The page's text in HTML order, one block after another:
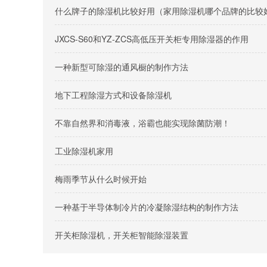
什么牌子的除湿机比较好用（家用除湿机哪个品牌的比较
JXCS-S60和YZ-ZCS高低压开关柜专用除湿器的作用
一种新型可除湿的通风橱的制作方法
地下工程除湿方式和设备除湿机
不靠自然界和消毒液，浴霸也能实现除菌防潮！
工业除湿机家用
梅雨季节从什么时候开始
一种基于半导体制冷片的冷凝除湿结构的制作方法
开关柜除湿机，开关柜智能除湿装置